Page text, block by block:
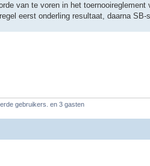
van te voren in het
eerst onderling resultaat, daarna SB-
gebruikers. en 3 gasten